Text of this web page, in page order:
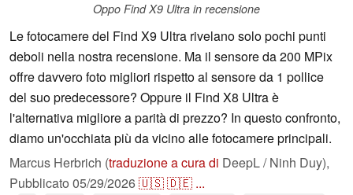
Oppo Find X9 Ultra in recensione
Le fotocamere del Find X9 Ultra rivelano solo pochi punti
deboli nella nostra recensione. Ma il sensore da 200 MPix
offre davvero foto migliori rispetto al sensore da 1 pollice
del suo predecessore? Oppure il Find X8 Ultra è
l'alternativa migliore a parità di prezzo? In questo confronto,
diamo un'occhiata più da vicino alle fotocamere principali.
Marcus Herbrich (traduzione a cura di DeepL / Ninh Duy),
Pubblicato 05/29/2026🇺🇸🇩🇪 ...